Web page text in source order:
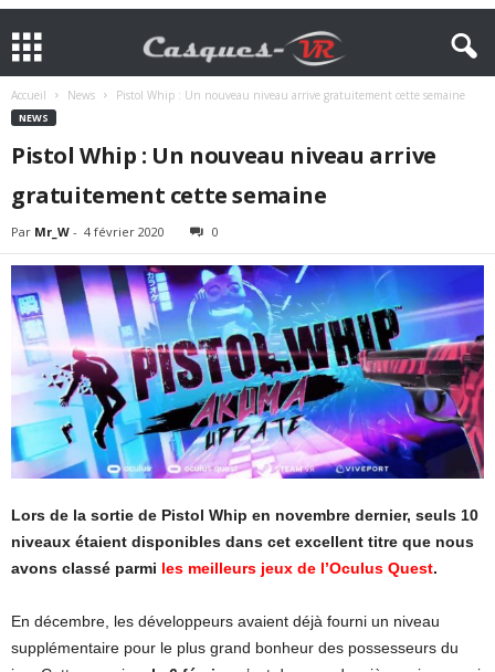
Accueil News Pistol Whip : Un nouveau niveau arrive gratuitement cette semaine
NEWS
Pistol Whip : Un nouveau niveau arrive
gratuitement cette semaine
Par Mr_W - 4 février 2020 0
Lors de la sortie de Pistol Whip en novembre dernier, seuls 10
niveaux étaient disponibles dans cet excellent titre que nous
avons classé parmi les meilleurs jeux de l’Oculus Quest.
En décembre, les développeurs avaient déjà fourni un niveau
supplémentaire pour le plus grand bonheur des possesseurs du